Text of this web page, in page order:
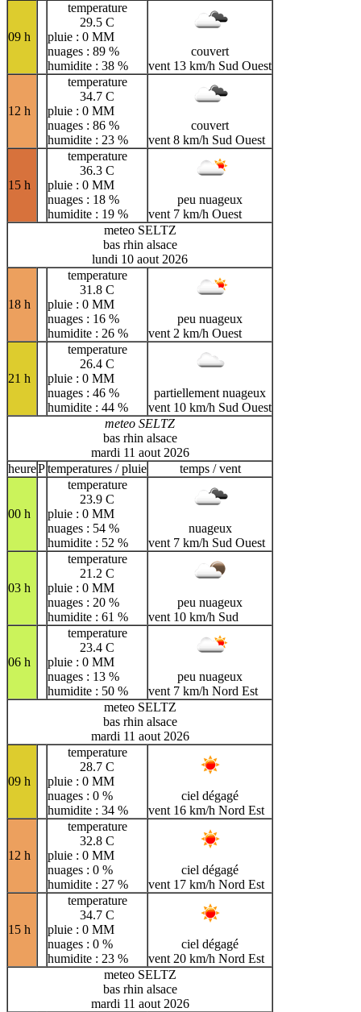
09 h
temperature
29.5 C
pluie : 0 MM
nuages : 89 %
humidite : 38 %
couvert
vent 13 km/h Sud Ouest
12 h
temperature
34.7 C
pluie : 0 MM
nuages : 86 %
humidite : 23 %
couvert
vent 8 km/h Sud Ouest
15 h
temperature
36.3 C
pluie : 0 MM
nuages : 18 %
humidite : 19 %
peu nuageux
vent 7 km/h Ouest
meteo SELTZ
bas rhin alsace
lundi 10 aout 2026
18 h
temperature
31.8 C
pluie : 0 MM
nuages : 16 %
humidite : 26 %
peu nuageux
vent 2 km/h Ouest
21 h
temperature
26.4 C
pluie : 0 MM
nuages : 46 %
humidite : 44 %
partiellement nuageux
vent 10 km/h Sud Ouest
meteo SELTZ
bas rhin alsace
mardi 11 aout 2026
heurePtemperatures / pluie temps / vent
00 h
temperature
23.9 C
pluie : 0 MM
nuages : 54 %
humidite : 52 %
nuageux
vent 7 km/h Sud Ouest
03 h
temperature
21.2 C
pluie : 0 MM
nuages : 20 %
humidite : 61 %
peu nuageux
vent 10 km/h Sud
06 h
temperature
23.4 C
pluie : 0 MM
nuages : 13 %
humidite : 50 %
peu nuageux
vent 7 km/h Nord Est
meteo SELTZ
bas rhin alsace
mardi 11 aout 2026
09 h
temperature
28.7 C
pluie : 0 MM
nuages : 0 %
humidite : 34 %
ciel dégagé
vent 16 km/h Nord Est
12 h
temperature
32.8 C
pluie : 0 MM
nuages : 0 %
humidite : 27 %
ciel dégagé
vent 17 km/h Nord Est
15 h
temperature
34.7 C
pluie : 0 MM
nuages : 0 %
humidite : 23 %
ciel dégagé
vent 20 km/h Nord Est
meteo SELTZ
bas rhin alsace
mardi 11 aout 2026